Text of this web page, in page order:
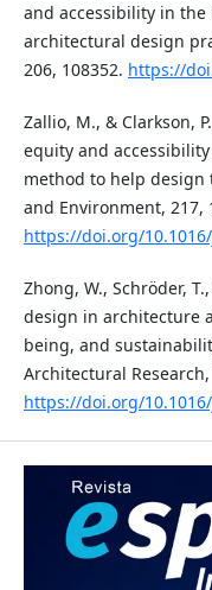
and accessibility in
architectural design
206, 108352. https://
Zallio, M., & Clarkson,
equity and
method to help
and Environment, 217,
https://doi.org/
Zhong, W., Schröder,
design in architecture
being, and
Architectural Research,
https://doi.org/